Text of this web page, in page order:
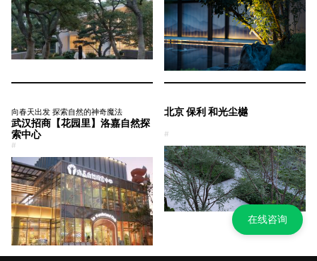
向春天出发 探索自然的神奇魔法
武汉招商【花园里】洛嘉自然探
索中心
#
北京 保利 和光尘樾
#
在线咨询